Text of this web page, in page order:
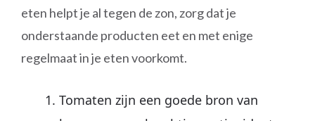
eten helpt je al tegen de zon, zorg dat je
onderstaande producten eet en met enige
regelmaat in je eten voorkomt.
Tomaten zijn een goede bron van